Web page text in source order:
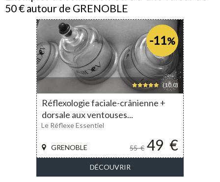
50 € autour de GRENOBLE
-11%
(10,0)
Réflexologie faciale-crânienne +
dorsale aux ventouses...
55€ 49 €
GRENOBLE
Le Réflexe Essentiel
DÉCOUVRIR